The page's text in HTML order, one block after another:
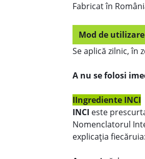
Fabricat în
Mod de utilizare
Se aplică zilnic, în
A nu se folosi
IIngrediente INCI
INCI este
Nomenclatorul
explicația fiecăruia: